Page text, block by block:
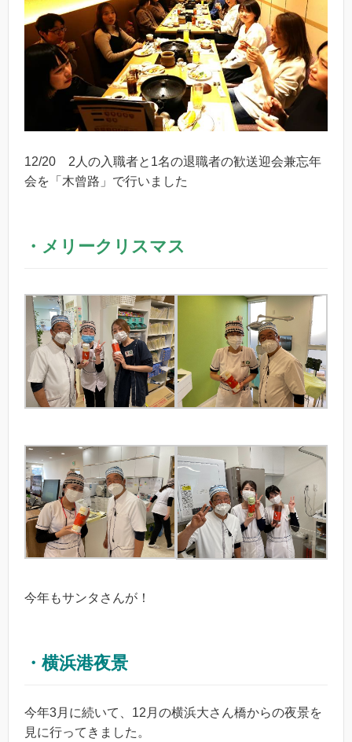
12/20 2人の入職者と1名の退職者の歓送迎会兼忘年
会を「木曾路」で行いました
・メリークリスマス
今年もサンタさんが！
・横浜港夜景
今年3月に続いて、12月の横浜大さん橋からの夜景を
見に行ってきました。